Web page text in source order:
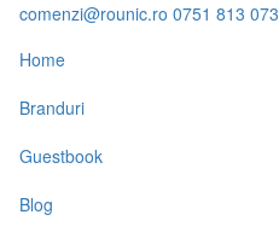
comenzi@rounic.ro 0751 813 073
Home
Branduri
Guestbook
Blog